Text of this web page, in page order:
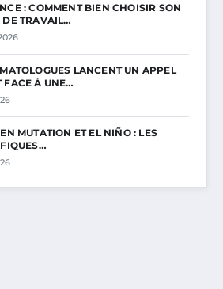
: COMMENT BIEN CHOISIR SON
DE TRAVAIL…
LANCENT UN APPEL
FACE À UNE…
MUTATION ET EL NIÑO : LES